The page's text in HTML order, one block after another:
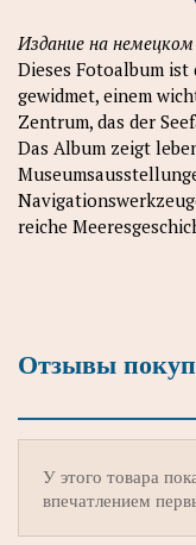
Издание на
Dieses Fotoalbum ist
gewidmet, einem
Zentrum, das der
Das Album zeigt
reiche
Отзывы
У этого товара
впечатлением